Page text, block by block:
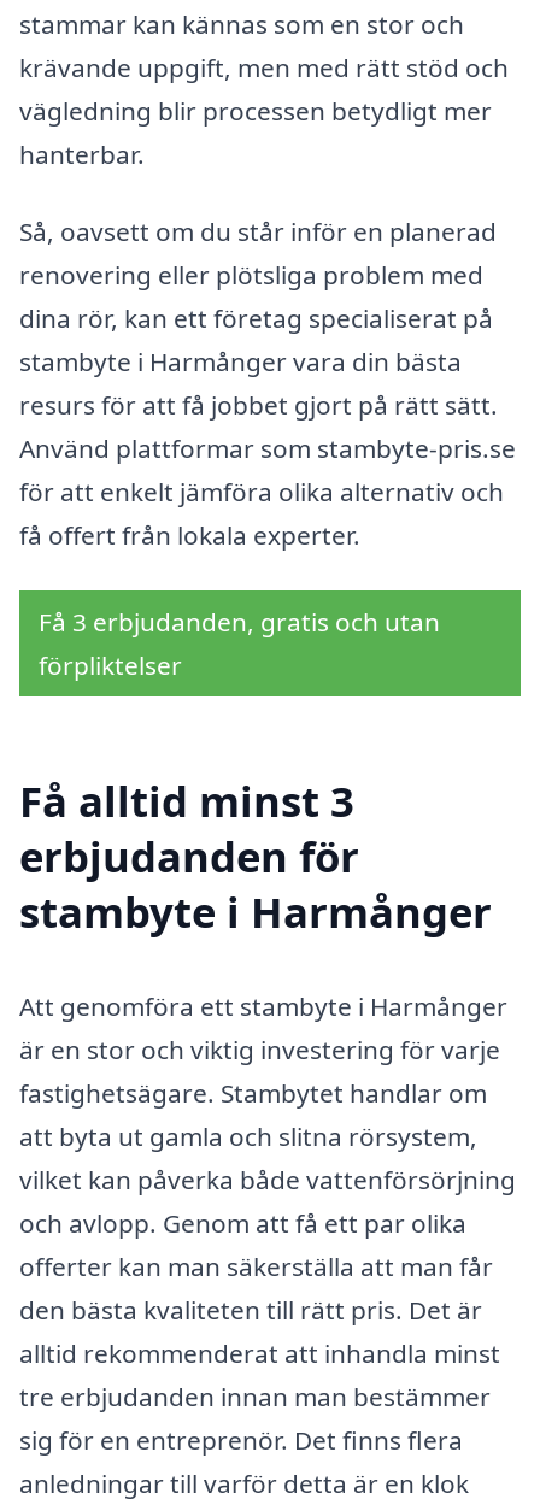
stammar kan kännas som en stor och
krävande uppgift, men med rätt stöd och
vägledning blir processen betydligt mer
hanterbar.
Så, oavsett om du står inför en planerad
renovering eller plötsliga problem med
dina rör, kan ett företag specialiserat på
stambyte i Harmånger vara din bästa
resurs för att få jobbet gjort på rätt sätt.
Använd plattformar som stambyte-pris.se
för att enkelt jämföra olika alternativ och
få offert från lokala experter.
Få 3 erbjudanden, gratis och utan
förpliktelser
Få alltid minst 3
erbjudanden för
stambyte i Harmånger
Att genomföra ett stambyte i Harmånger
är en stor och viktig investering för varje
fastighetsägare. Stambytet handlar om
att byta ut gamla och slitna rörsystem,
vilket kan påverka både vattenförsörjning
och avlopp. Genom att få ett par olika
offerter kan man säkerställa att man får
den bästa kvaliteten till rätt pris. Det är
alltid rekommenderat att inhandla minst
tre erbjudanden innan man bestämmer
sig för en entreprenör. Det finns flera
anledningar till varför detta är en klok